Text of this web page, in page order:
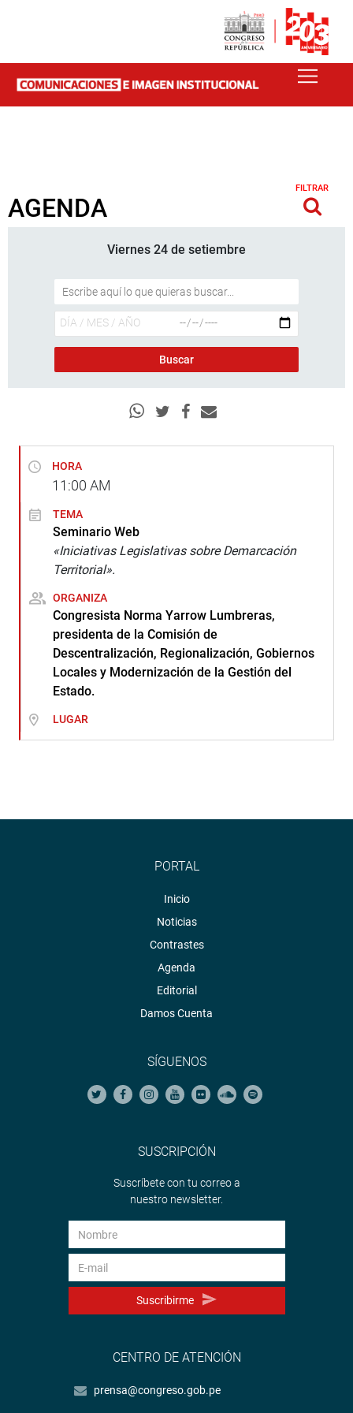
AGENDA
FILTRAR
Viernes 24 de setiembre
HORA
11:00 AM
TEMA
Seminario Web
«Iniciativas Legislativas sobre Demarcación
Territorial».
ORGANIZA
Congresista Norma Yarrow Lumbreras,
presidenta de la Comisión de
Descentralización, Regionalización, Gobiernos
Locales y Modernización de la Gestión del
Estado.
LUGAR
PORTAL
Inicio
Noticias
Contrastes
Agenda
Editorial
Damos Cuenta
SÍGUENOS
SUSCRIPCIÓN
Suscríbete con tu correo a
nuestro newsletter.
Suscribirme
CENTRO DE ATENCIÓN
prensa@congreso.gob.pe